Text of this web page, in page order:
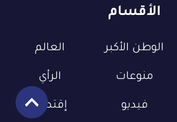
الأقسام
الوطن الأكبر العالم
منوعات الرأي
فيديو إقتصاد